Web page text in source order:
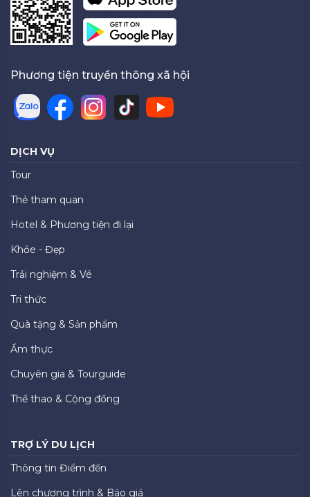
Phương tiện truyền thông xã hội
DỊCH VỤ
Tour
Thẻ tham quan
Hotel & Phương tiện đi lại
Khỏe - Đẹp
Trải nghiệm & Vé
Tri thức
Quà tặng & Sản phẩm
Ẩm thực
Chuyên gia & Tourguide
Thể thao & Cộng đồng
TRỢ LÝ DU LỊCH
Thông tin Điểm đến
Lên chương trình & Báo giá